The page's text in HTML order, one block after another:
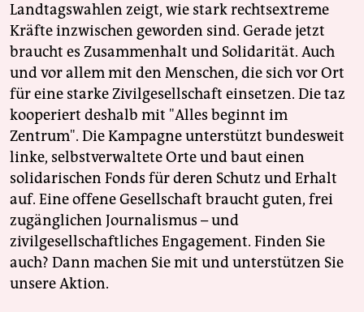
Landtagswahlen zeigt, wie stark rechtsextreme
Kräfte inzwischen geworden sind. Gerade jetzt
braucht es Zusammenhalt und Solidarität. Auch
und vor allem mit den Menschen, die sich vor Ort
für eine starke Zivilgesellschaft einsetzen. Die taz
kooperiert deshalb mit "Alles beginnt im
Zentrum". Die Kampagne unterstützt bundesweit
linke, selbstverwaltete Orte und baut einen
solidarischen Fonds für deren Schutz und Erhalt
auf. Eine offene Gesellschaft braucht guten, frei
zugänglichen Journalismus – und
zivilgesellschaftliches Engagement. Finden Sie
auch? Dann machen Sie mit und unterstützen Sie
unsere Aktion.